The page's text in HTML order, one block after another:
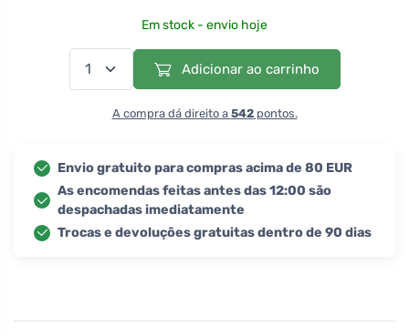
Em stock - envio hoje
Adicionar ao carrinho
A compra dá direito a 542pontos.
Envio gratuito para compras acima de 80 EUR
As encomendas feitas antes das 12:00 são
despachadas imediatamente
Trocas e devoluções gratuitas dentro de 90 dias